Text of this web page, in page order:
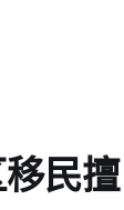
民